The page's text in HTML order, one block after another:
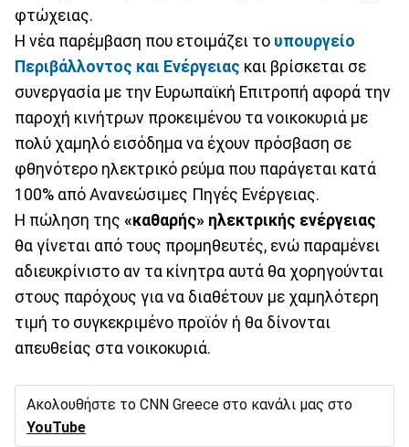
φτώχειας.
Η νέα παρέμβαση που ετοιμάζει το υπουργείο
Περιβάλλοντος και Ενέργειας και βρίσκεται σε
συνεργασία με την Ευρωπαϊκή Επιτροπή αφορά την
παροχή κινήτρων προκειμένου τα νοικοκυριά με
πολύ χαμηλό εισόδημα να έχουν πρόσβαση σε
φθηνότερο ηλεκτρικό ρεύμα που παράγεται κατά
100% από Ανανεώσιμες Πηγές Ενέργειας.
Η πώληση της «καθαρής» ηλεκτρικής ενέργειας
θα γίνεται από τους προμηθευτές, ενώ παραμένει
αδιευκρίνιστο αν τα κίνητρα αυτά θα χορηγούνται
στους παρόχους για να διαθέτουν με χαμηλότερη
τιμή το συγκεκριμένο προϊόν ή θα δίνονται
απευθείας στα νοικοκυριά.
Ακολουθήστε το CNN Greece στο κανάλι μας στο
YouTube